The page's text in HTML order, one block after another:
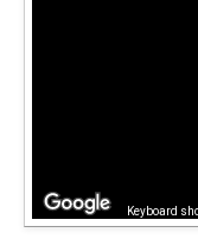
Keyboard